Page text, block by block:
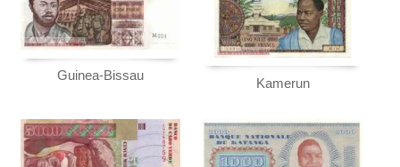
Swaziland
Tansania
Togo
Tunesien
Uganda
Guinea-Bissau Kamerun